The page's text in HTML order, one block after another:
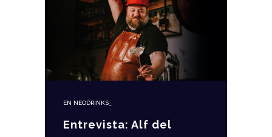
EN NEODRINKS_
Entrevista: Alf del